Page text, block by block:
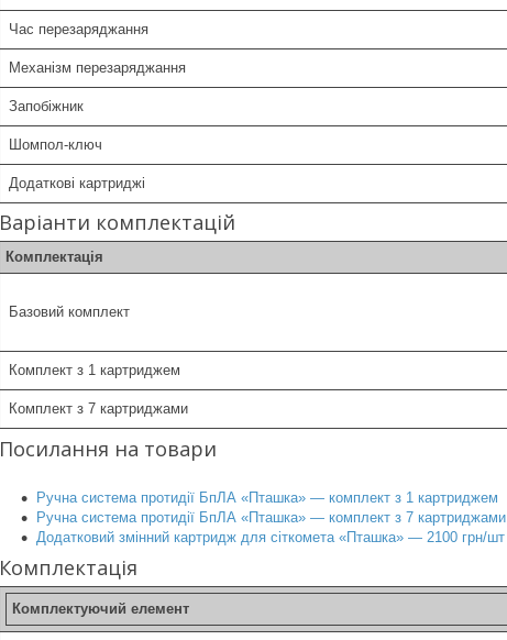
Час перезаряджання
Механізм перезаряджання
Запобіжник
Шомпол-ключ
Додаткові картриджі
Варіанти комплектацій
Комплектація
Базовий комплект
Комплект з 1 картриджем
Комплект з 7 картриджами
Посилання на товари
Ручна система протидії БпЛА «Пташка» — комплект з 1 картриджем
Ручна система протидії БпЛА «Пташка» — комплект з 7 картриджами
Додатковий змінний картридж для сіткомета «Пташка» — 2100 грн/шт
Комплектація
Комплектуючий елемент